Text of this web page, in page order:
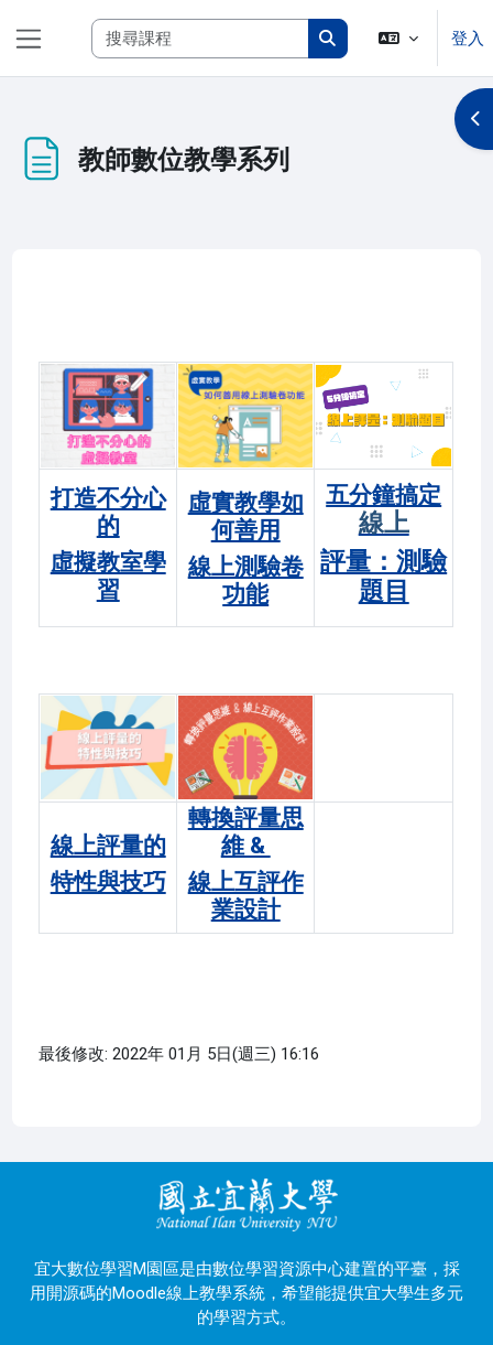
搜尋課程
搜尋課程
登入
教師數位教學系列
開
打造不分心
的
虛擬教室學
習
虛實教學如
何善用
線上測驗卷
功能
五分鐘搞定
線上
評量：測驗
題目
線上評量的
特性與技巧
轉換評量思
維 &
線上互評作
業設計
最後修改: 2022年 01月 5日(週三) 16:16
宜大數位學習M園區是由數位學習資源中心建置的平臺，採
用開源碼的Moodle線上教學系統，希望能提供宜大學生多元
的學習方式。